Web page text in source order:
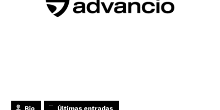
Bio Últimas entradas